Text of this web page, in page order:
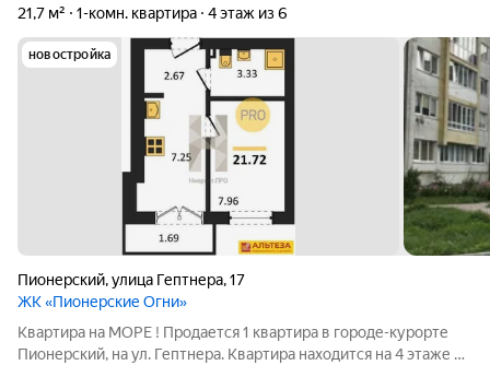
21,7 м² 1-комн. квартира 4 этаж из 6
новостройка
Пионерский,улица Гептнера,17
ЖК «Пионерские Огни»
Квартира на МОРЕ ! Продается 1 квартира в городе-курорте
Пионерский, на ул. Гептнера. Квартира находится на 4 этаже 6